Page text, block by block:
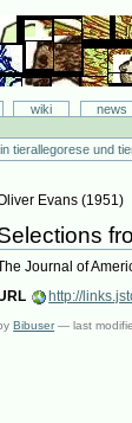
wiki news
tierallegorese und
Evans (1951)
Journal of
http://
Bibuser —last